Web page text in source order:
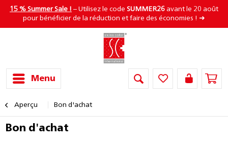
15 % Summer Sale ! – Utilisez le code SUMMER26 avant le 20 août
pour bénéficier de la réduction et faire des économies ! ➜
Menu
Aperçu Bon d'achat
Bon d'achat